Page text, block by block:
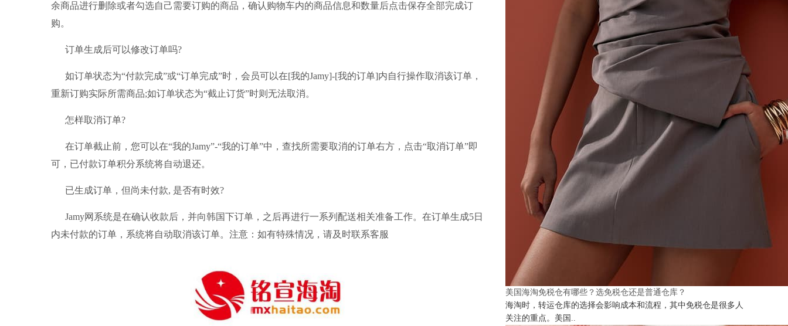
余商品进行删除或者勾选自己需要订购的商品，确认购物车内的商品信息和数量后点击保存全部完成订
购。
订单生成后可以修改订单吗?
如订单状态为“付款完成”或“订单完成”时，会员可以在[我的Jamy]-[我的订单]内自行操作取消该订单，
重新订购实际所需商品;如订单状态为“截止订货”时则无法取消。
怎样取消订单?
在订单截止前，您可以在“我的Jamy”-“我的订单”中，查找所需要取消的订单右方，点击“取消订单”即
可，已付款订单积分系统将自动退还。
已生成订单，但尚未付款, 是否有时效?
Jamy网系统是在确认收款后，并向韩国下订单，之后再进行一系列配送相关准备工作。在订单生成5日
内未付款的订单，系统将自动取消该订单。注意：如有特殊情况，请及时联系客服
美国海淘免税仓有哪些？选免税仓还是普通仓库？
海淘时，转运仓库的选择会影响成本和流程，其中免税仓是很多人
关注的重点。美国..